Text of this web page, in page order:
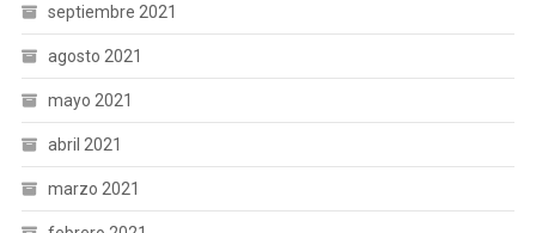
septiembre 2021
agosto 2021
mayo 2021
abril 2021
marzo 2021